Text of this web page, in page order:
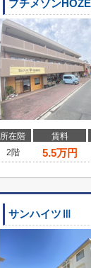
プチメゾン
所在階 賃料
2階
5.5万円
サンハイツⅢ